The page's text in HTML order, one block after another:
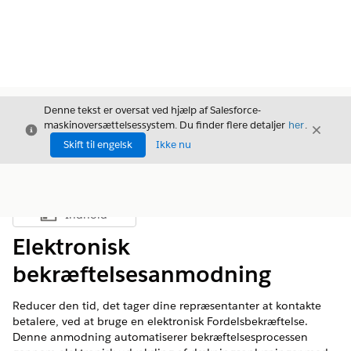
Luk
Denne tekst er oversat ved hjælp af Salesforce-
maskinoversættelsessystem. Du finder flere detaljer her.
Skift til engelsk
Ikke nu
Luk
Vis indholdsfortegnelse
Indhold
Elektronisk
bekræftelsesanmodning
Reducer den tid, det tager dine repræsentanter at kontakte
betalere, ved at bruge en elektronisk Fordelsbekræftelse.
Denne anmodning automatiserer bekræftelsesprocessen